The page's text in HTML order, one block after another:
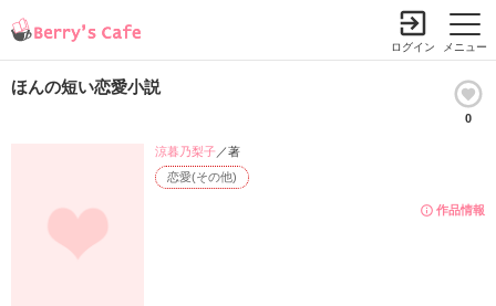
メニュー
ログイン
ほんの短い恋愛小説
0
作品情報
恋愛(その他)
涼暮乃梨子／著